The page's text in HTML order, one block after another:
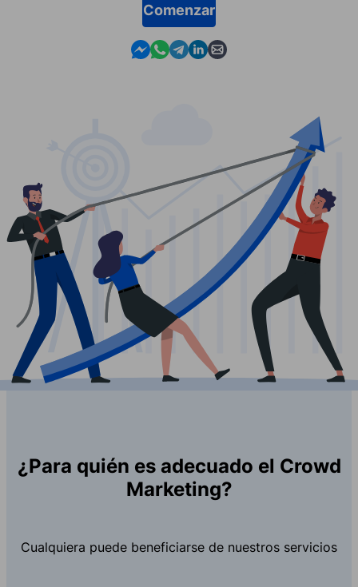
Comenzar
Contact us in Messenger
Contact us in WhatsApp
Contact us in Telegram
Contact us in Linkedin
Contact us by email
¿Para quién es adecuado el Crowd
Marketing?
Cualquiera puede beneficiarse de nuestros servicios